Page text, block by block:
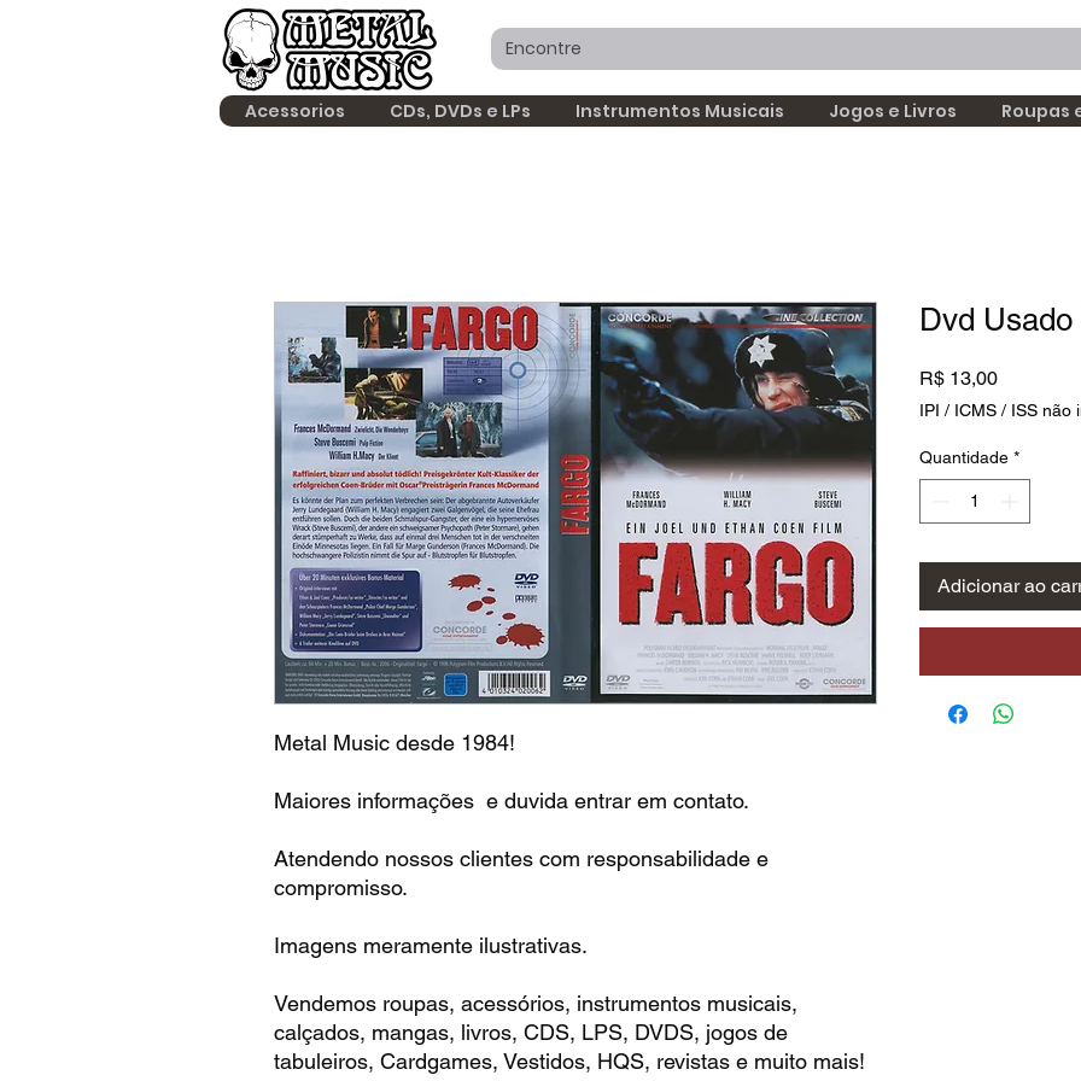
Acessorios CDs, DVDs e LPs Instrumentos Musicais Jogos e Livros Roupas
Metal Music desde 1984!
Maiores informações e duvida entrar em contato.
Atendendo nossos clientes com responsabilidade e
compromisso.
Imagens meramente ilustrativas.
Vendemos roupas, acessórios, instrumentos musicais,
calçados, mangas, livros, CDS, LPS, DVDS, jogos de
tabuleiros, Cardgames, Vestidos, HQS, revistas e muito mais!
Dvd Usado
R$ 13,00Preço
IPI / ICMS / ISS não
Quantidade *
Adicionar ao